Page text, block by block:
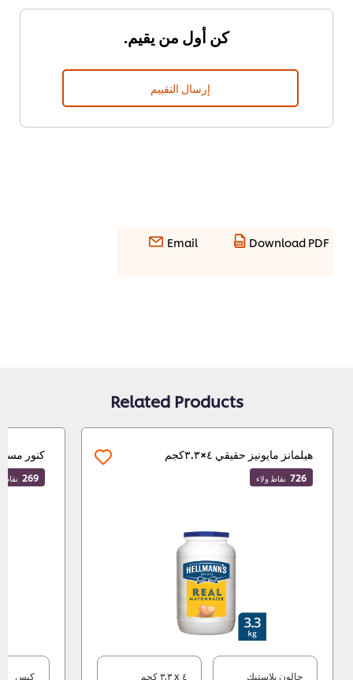
كن أول من يقيم.
إرسال التقييم
Download PDF
Email
Related Products
هيلمانز مايونيز حقيقي ٤×٣.٣كجم
726 نقاط ولاء
جالون بلاستيك
كنور
269 نقاط ولاء
كيس